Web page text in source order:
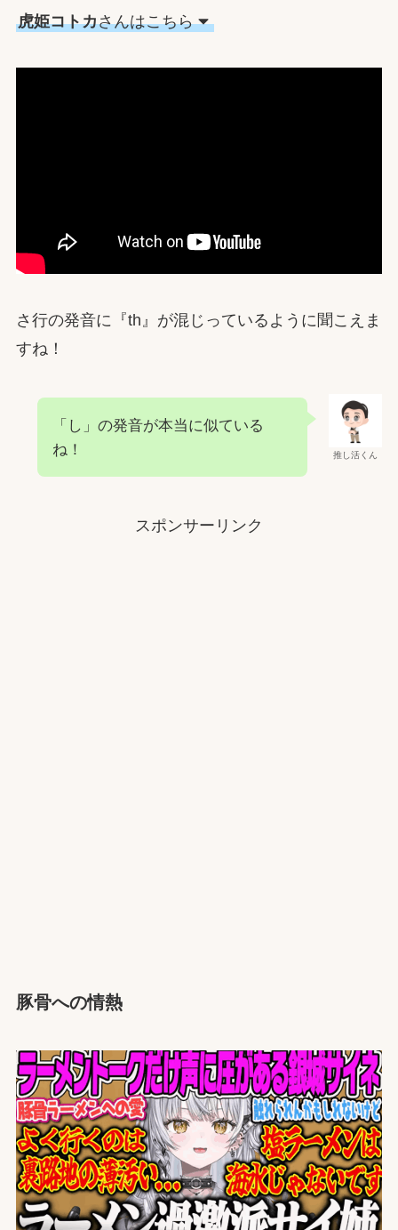
虎姫コトカさんはこちら
さ行の発音に『th』が混じっているように聞こえま
すね！
推し活くん
「し」の発音が本当に似ている
ね！
スポンサーリンク
豚骨への情熱